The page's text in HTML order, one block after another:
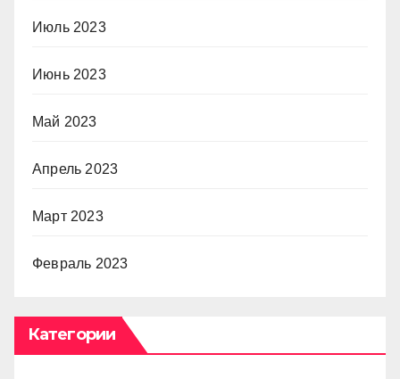
Июль 2023
Июнь 2023
Май 2023
Апрель 2023
Март 2023
Февраль 2023
Категории